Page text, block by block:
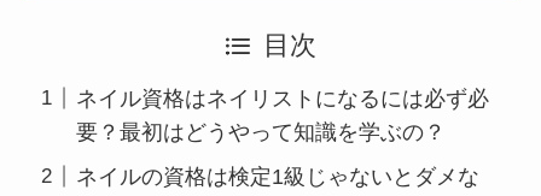
目次
ネイル資格はネイリストになるには必ず必
要？最初はどうやって知識を学ぶの？
ネイルの資格は検定1級じゃないとダメな